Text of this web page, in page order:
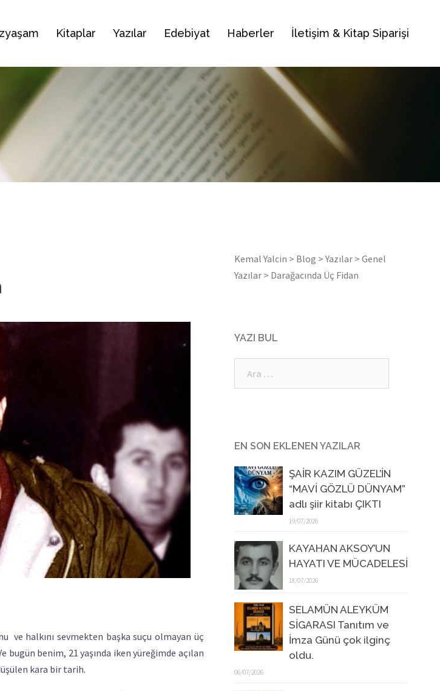
Kitaplar Yazılar Edebiyat Haberler İletişim & Kitap Siparişi
ve halkını sevmekten başka suçu olmayan üç
bugün benim, 21 yaşında iken yüreğimde açılan
kara bir tarih.
Kemal Yalcin > Blog >Yazılar> Genel
Yazılar> Darağacında Üç Fidan
YAZI BUL
EN SON EKLENEN YAZILAR
ŞAİR KAZIM GÜZEL’İN
“MAVİ GÖZLÜ DÜNYAM”
adlı şiir kitabı ÇIKTI
19/07/2026
KAYAHAN AKSOY’UN
HAYATI VE MÜCADELESİ
18/07/2026
SELAMÜN ALEYKÜM
SİGARASI Tanıtım ve
İmza Günü çok ilginç
oldu.
06/07/2026